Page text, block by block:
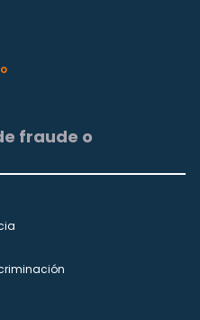
fraude o